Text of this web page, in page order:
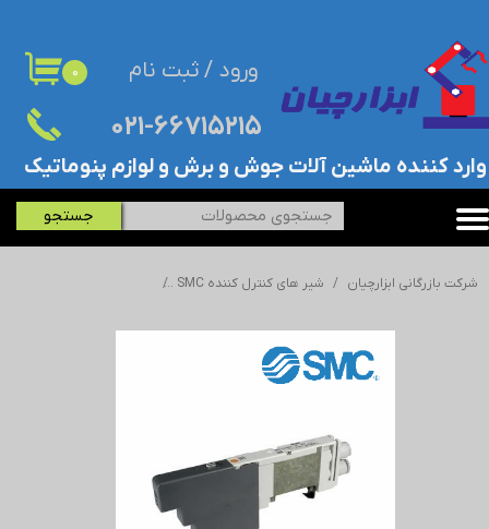
۰۲۱-۶۶۷۱۵۲۱۵​​​​​​​
جستجو
۰
​وارد کننده ماشین آلات جوش و برش و لوازم پنوماتیک
ورود / ثبت نام
حساب کاربری من
تغییر گذر واژه
خروج از حساب کاربری
شرکت بازرگانی ابزارچیان شیر های کنترل کننده SMC